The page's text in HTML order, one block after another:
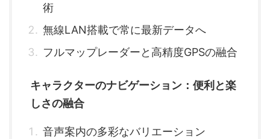
術
無線LAN搭載で常に最新データへ
フルマップレーダーと高精度GPSの融合
キャラクターのナビゲーション：便利と楽
しさの融合
音声案内の多彩なバリエーション